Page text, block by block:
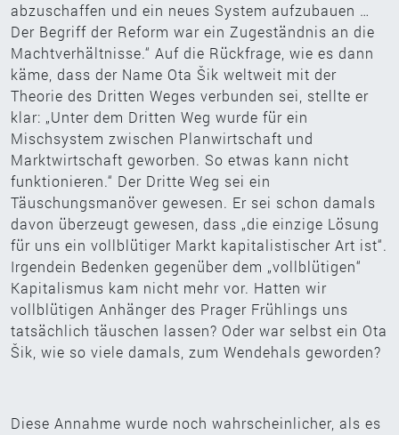
abzuschaffen und ein neues System aufzubauen …
Der Begriff der Reform war ein Zugeständnis an die
Machtverhältnisse.“ Auf die Rückfrage, wie es dann
käme, dass der Name Ota Šik weltweit mit der
Theorie des Dritten Weges verbunden sei, stellte er
klar: „Unter dem Dritten Weg wurde für ein
Mischsystem zwischen Planwirtschaft und
Marktwirtschaft geworben. So etwas kann nicht
funktionieren.“ Der Dritte Weg sei ein
Täuschungsmanöver gewesen. Er sei schon damals
davon überzeugt gewesen, dass „die einzige Lösung
für uns ein vollblütiger Markt kapitalistischer Art ist“.
Irgendein Bedenken gegenüber dem „vollblütigen“
Kapitalismus kam nicht mehr vor. Hatten wir
vollblütigen Anhänger des Prager Frühlings uns
tatsächlich täuschen lassen? Oder war selbst ein Ota
Šik, wie so viele damals, zum Wendehals geworden?
Diese Annahme wurde noch wahrscheinlicher, als es